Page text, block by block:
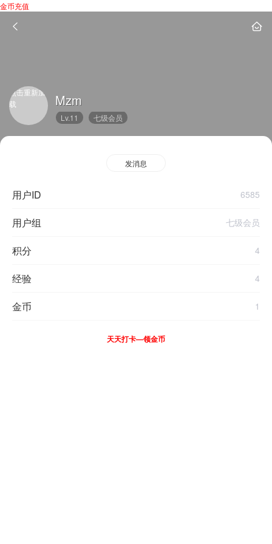
金币充值
点击重新加
载
Mzm
Lv.11 七级会员
发消息
用户ID 6585
用户组 七级会员
积分 4
经验 4
金币 1
天天打卡—领金币